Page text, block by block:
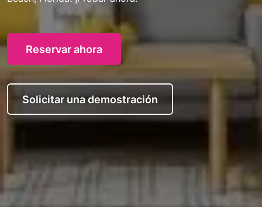
Reservar ahora
Solicitar una demostración